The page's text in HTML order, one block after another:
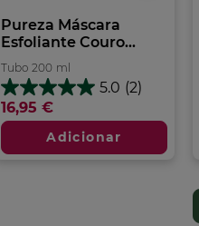
Pureza Máscara
Esfoliante Couro...
Tubo 200 ml
5.0 (2)
5.0
em
5
estrelas.
2
16,95 €
Adicionar